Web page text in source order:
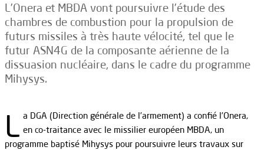
L’Onera et MBDA vont poursuivre l’étude des
chambres de combustion pour la propulsion de
futurs missiles à très haute vélocité, tel que le
futur ASN4G de la composante aérienne de la
dissuasion nucléaire, dans le cadre du programme
Mihysys.
L a DGA (Direction générale de l’armement) a confié l’Onera,
en co-traitance avec le missilier européen MBDA, un
programme baptisé Mihysys pour poursuivre leurs travaux sur